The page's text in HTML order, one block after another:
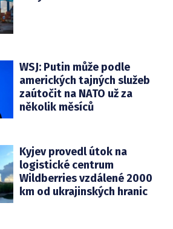
WSJ: Putin může podle
amerických tajných služeb
zaútočit na NATO už za
několik měsíců
Kyjev provedl útok na
logistické centrum
Wildberries vzdálené 2000
km od ukrajinských hranic